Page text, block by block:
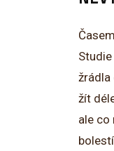
žrádla
žít
ale co